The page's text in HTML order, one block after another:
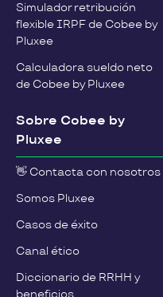
Simulador retribución
flexible IRPF de Cobee by
Pluxee
Calculadora sueldo neto
de Cobee by Pluxee
Sobre Cobee by
Pluxee
👋 Contacta con nosotros
Somos Pluxee
Casos de éxito
Canal ético
Diccionario de RRHH y